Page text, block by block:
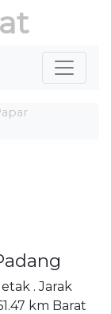
. Jarak
km Barat